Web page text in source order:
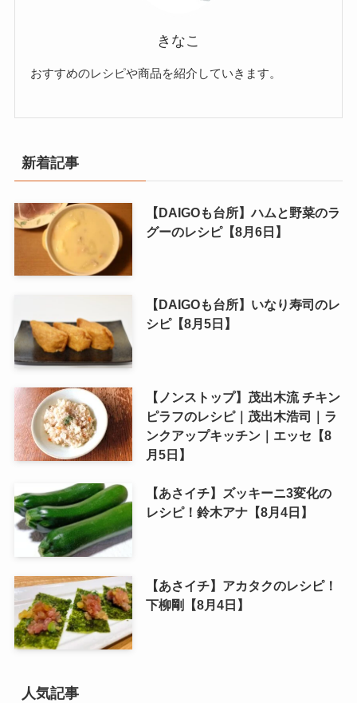
きなこ
おすすめのレシピや商品を紹介していきます。
新着記事
【DAIGOも台所】ハムと野菜のラ
グーのレシピ【8月6日】
【DAIGOも台所】いなり寿司のレ
シピ【8月5日】
【ノンストップ】茂出木流 チキン
ピラフのレシピ｜茂出木浩司｜ラ
ンクアップキッチン｜エッセ【8
月5日】
【あさイチ】ズッキーニ3変化の
レシピ！鈴木アナ【8月4日】
【あさイチ】アカタクのレシピ！
下柳剛【8月4日】
人気記事